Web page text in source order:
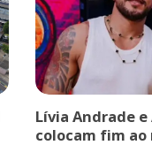
Lívia Andrade
colocam fim